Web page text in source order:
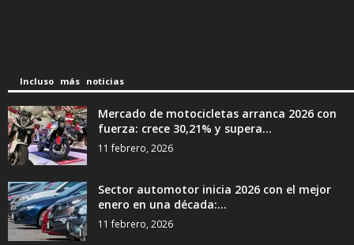
Incluso más noticias
Mercado de motocicletas arranca 2026 con
fuerza: crece 30,21% y supera...
11 febrero, 2026
Sector automotor inicia 2026 con el mejor
enero en una década:...
11 febrero, 2026